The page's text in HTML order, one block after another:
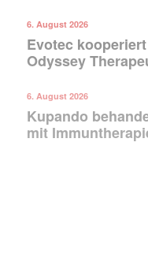
6. August 2026
Evotec
Odyssey
6. August 2026
Kupando
mit